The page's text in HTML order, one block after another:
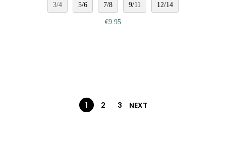
3/4 5/6 7/8 9/11 12/14
€9.95
1 2 3 NEXT